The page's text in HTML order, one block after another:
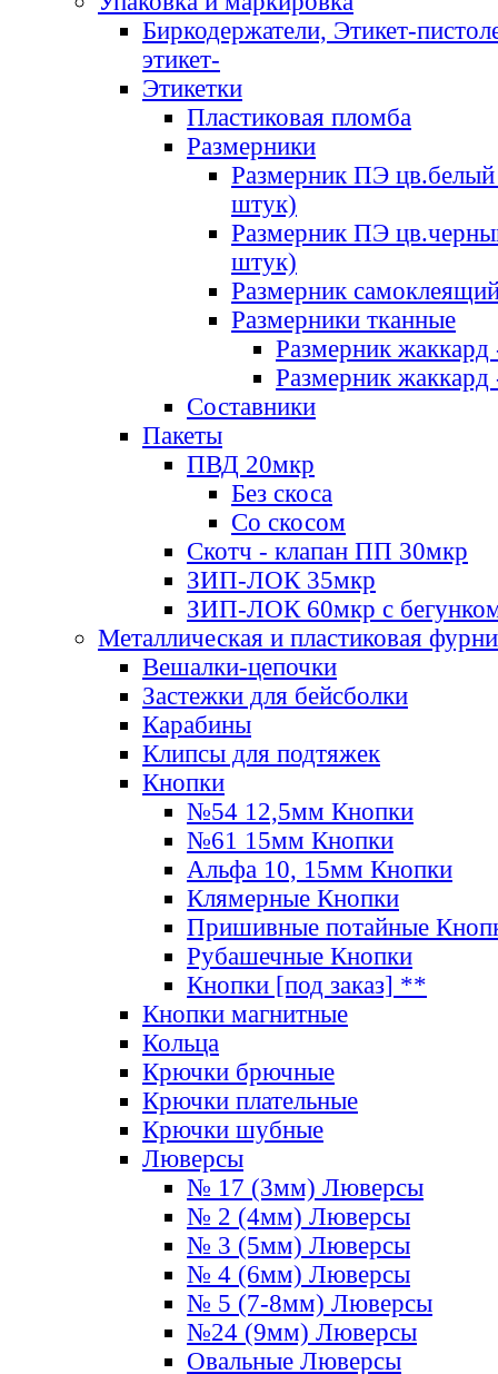
Биркодержатели, Этикет-
этикет-
Этикетки
Пластиковая пломба
Размерники
Размерник ПЭ цв.белый
штук)
Размерник ПЭ
штук)
Размерник
Размерники тканные
Размерник
Размерник
Составники
Пакеты
ПВД 20мкр
Без скоса
Со скосом
Скотч - клапан ПП 30мкр
ЗИП-ЛОК 35мкр
ЗИП-ЛОК 60мкр с
Металлическая и пластиковая
Вешалки-цепочки
Застежки для бейсболки
Карабины
Клипсы для подтяжек
Кнопки
№54 12,5мм Кнопки
№61 15мм Кнопки
Альфа 10, 15мм Кнопки
Клямерные Кнопки
Пришивные потайные
Рубашечные Кнопки
Кнопки [под заказ] **
Кнопки магнитные
Кольца
Крючки брючные
Крючки плательные
Крючки шубные
Люверсы
№ 17 (3мм) Люверсы
№ 2 (4мм) Люверсы
№ 3 (5мм) Люверсы
№ 4 (6мм) Люверсы
№ 5 (7-8мм) Люверсы
№24 (9мм) Люверсы
Овальные Люверсы